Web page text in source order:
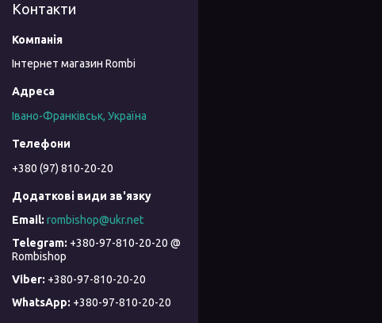
Контакти
Інтернет магазин Rombi
Івано-Франківськ, Україна
+380 (97) 810-20-20
rombishop@ukr.net
+380-97-810-20-20 @
Rombishop
+380-97-810-20-20
+380-97-810-20-20